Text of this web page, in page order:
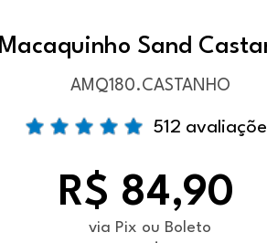
Macaquinho Sand
AMQ180.CASTANHO
512
R$ 84,90
via Pix ou Boleto